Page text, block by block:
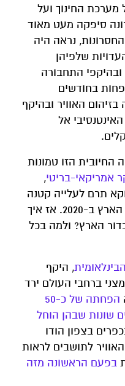
החינוך ועל
סיפקה מעט מאוד
נראה היה
שלפיהן
התחבורה
בחודשים
האוויר ובהיקף
אל
החיובית הזו טמונות
אמריקאי-בריטי,
תרם לעלייה קטנה
בטמפרטורה הממוצעת בכדור הארץ ב-2020. אז איך
הארץ? ולמה בכל
, היקף
ברחבי העולם ירד
הפחתה של כ-50
שונות שבהן הוחל
בצפון הודו
לתושבים לראות
בפעם הראשונה מזה